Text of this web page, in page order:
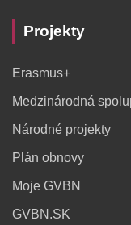
Projekty
Erasmus+
Medzinárodná
Národné projekty
Plán obnovy
Moje GVBN
GVBN.SK